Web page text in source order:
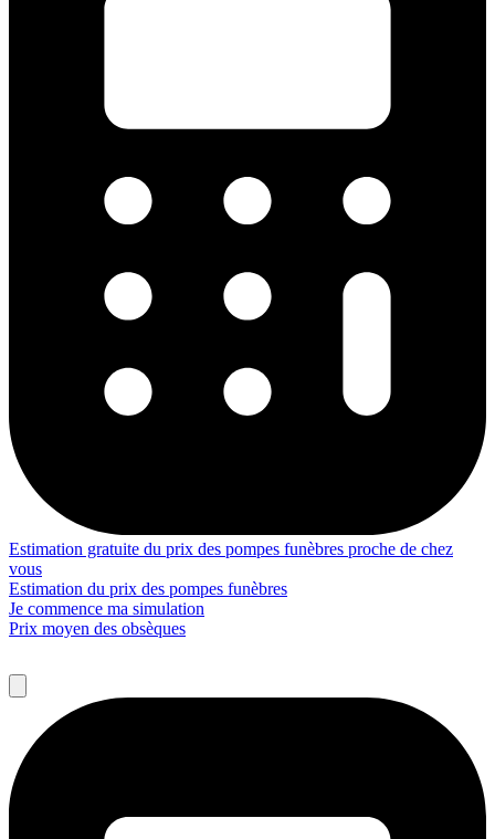
Estimation gratuite du prix des pompes funèbres proche de chez
vous
Estimation du prix des pompes funèbres
Je commence ma simulation
Prix moyen des obsèques